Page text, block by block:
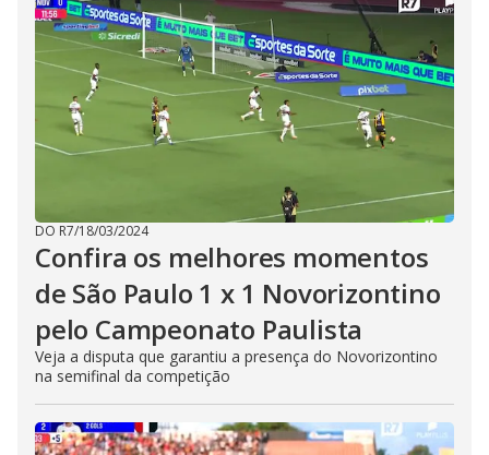
DO R7/18/03/2024
Confira os melhores momentos
de São Paulo 1 x 1 Novorizontino
pelo Campeonato Paulista
Veja a disputa que garantiu a presença do Novorizontino
na semifinal da competição